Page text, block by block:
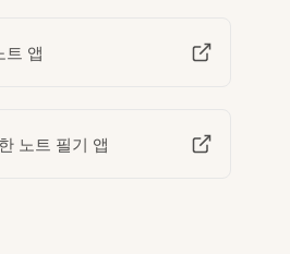
트 앱
노트 필기 앱